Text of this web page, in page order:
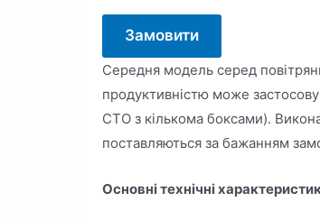
Замовити
Середня модель серед
продуктивністю може
СТО з кількома боксами).
поставляються за бажанням
Основні технічні